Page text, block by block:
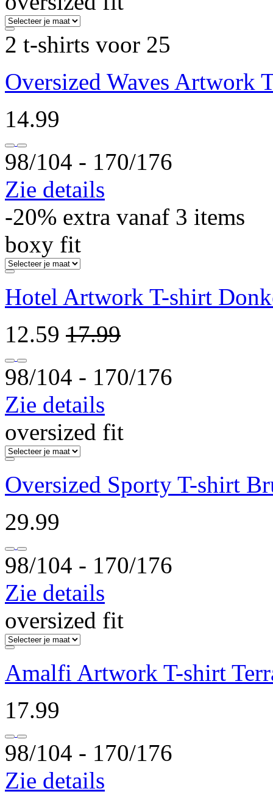
2 t-shirts voor 25
Oversized Waves Artwork
14.99
98/104 ‐ 170/176
Zie details
-20% extra vanaf 3 items
boxy fit
Hotel Artwork T-shirt
12.59 17.99
98/104 ‐ 170/176
Zie details
oversized fit
Oversized Sporty T-shirt
29.99
98/104 ‐ 170/176
Zie details
oversized fit
Amalfi Artwork T-shirt
17.99
98/104 ‐ 170/176
Zie details